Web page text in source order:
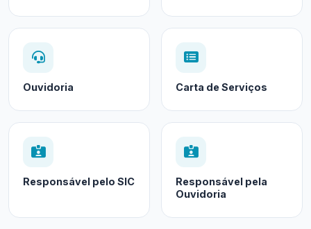
Ouvidoria Carta de Serviços
Responsável pelo SIC
Responsável pela
Ouvidoria